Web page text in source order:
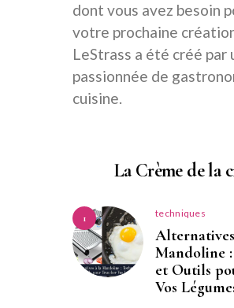
dont vous avez besoin
votre prochaine
LeStrass a été créé par
passionnée de
cuisine.
La Crème de la
1 techniques
Mandoline
et Outils
Vos